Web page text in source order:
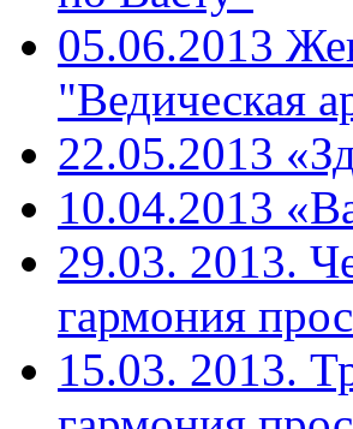
05.06.2013
"Ведическая
22.05.2013
10.04.2013
29.03. 2013.
гармония
15.03. 2013.